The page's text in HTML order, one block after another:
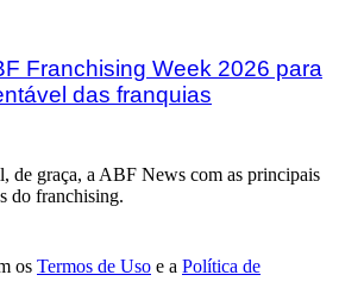
Franchising Week 2026 para
das franquias
de graça, a ABF News com as principais
do franchising.
os Termos de Uso e a Política de